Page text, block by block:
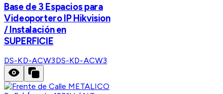
Base de 3 Espacios para
Videoportero IP Hikvision
/ Instalación en
SUPERFICIE
DS-KD-ACW3DS-KD-ACW3